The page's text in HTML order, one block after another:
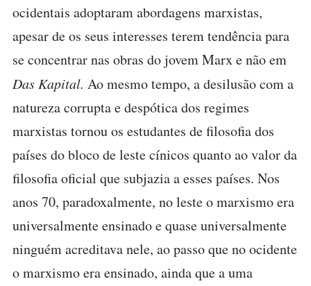
ocidentais adoptaram abordagens marxistas,
apesar de os seus interesses terem tendência para
se concentrar nas obras do jovem Marx e não em
Das Kapital. Ao mesmo tempo, a desilusão com a
natureza corrupta e despótica dos regimes
marxistas tornou os estudantes de filosofia dos
países do bloco de leste cínicos quanto ao valor da
filosofia oficial que subjazia a esses países. Nos
anos 70, paradoxalmente, no leste o marxismo era
universalmente ensinado e quase universalmente
ninguém acreditava nele, ao passo que no ocidente
o marxismo era ensinado, ainda que a uma